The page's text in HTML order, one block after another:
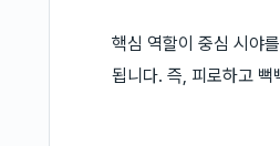
핵심 역할이 중심 시야
됩니다. 즉, 피로하고